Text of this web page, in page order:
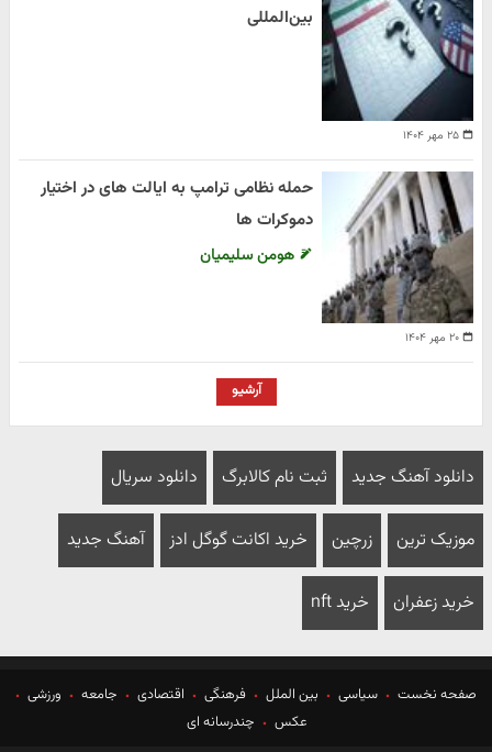
۲۵ مهر ۱۴۰۴
بین‌المللی
۲۰ مهر ۱۴۰۴
حمله نظامی ترامپ به ایالت های در اختیار
دموکرات ها
هومن سلیمیان
آرشیو
دانلود آهنگ جدید ثبت نام کالابرگ دانلود سریال
موزیک ترین زرچین خرید اکانت گوگل ادز آهنگ جدید
خرید زعفران خرید nft
صفحه نخست سیاسی بین الملل فرهنگی اقتصادی جامعه
ورزشی
عکس
چندرسانه ای